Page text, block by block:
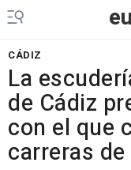
CÁDIZ
La
de Cádiz
con el que
carreras